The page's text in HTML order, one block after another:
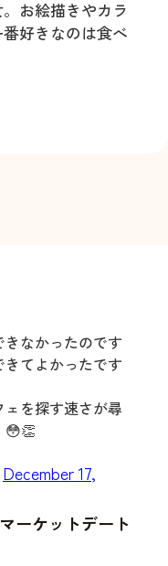
お絵描きやカラ
好きなのは食べ
なかったのです
てよかったです
を探す速さが尋
😳👏
December 17,
ーケットデート